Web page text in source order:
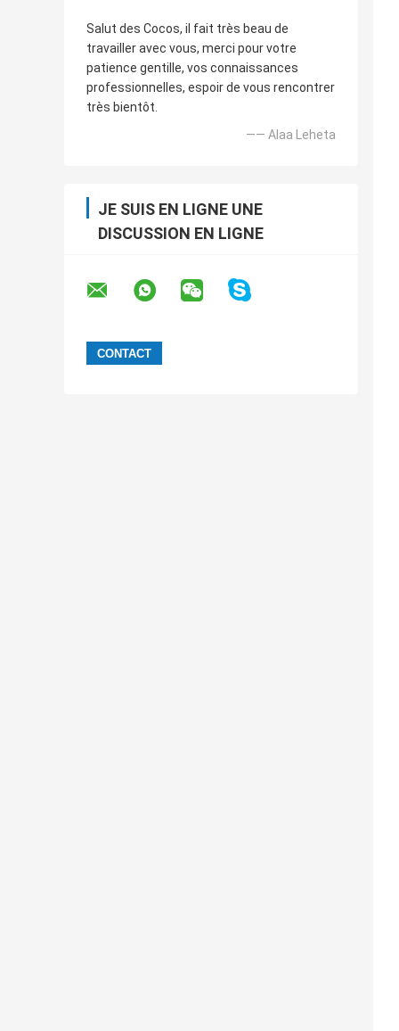
Salut des Cocos, il fait très beau de
travailler avec vous, merci pour votre
patience gentille, vos connaissances
professionnelles, espoir de vous rencontrer
très bientôt.
—— Alaa Leheta
JE SUIS EN LIGNE UNE
DISCUSSION EN LIGNE